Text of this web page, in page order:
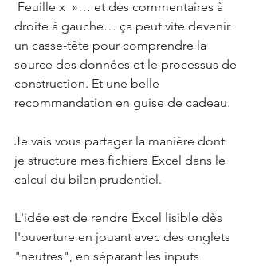
Feuille x  »… et des commentaires à
droite à gauche… ça peut vite devenir
un casse-tête pour comprendre la
source des données et le processus de
construction. Et une belle
recommandation en guise de cadeau.
Je vais vous partager la manière dont
je structure mes fichiers Excel dans le
calcul du bilan prudentiel.
L'idée est de rendre Excel lisible dès
l'ouverture en jouant avec des onglets
"neutres", en séparant les inputs